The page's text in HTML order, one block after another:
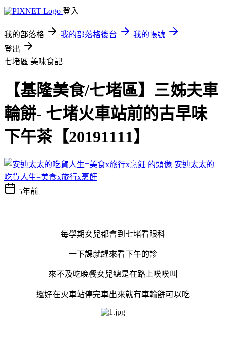
登入
我的部落格 我的部落格後台
我的帳號
登出
七堵區 美味食記
【基隆美食/七堵區】三姊夫車
輪餅- 七堵火車站前的古早味
下午茶【20191111】
安迪太太的
吃貨人生=美食x旅行x烹飪
5年前
每學期女兒都會到七堵看眼科
一下課就趕來看下午的診
來不及吃晚餐女兒總是在路上唉唉叫
還好在火車站停完車出來就有車輪餅可以吃